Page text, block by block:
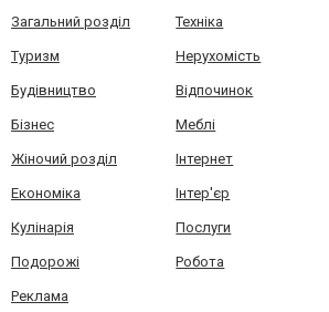
Загальний розділ Техніка
Туризм Нерухомість
Будівництво Відпочинок
Бізнес Меблі
Жіночий розділ Інтернет
Економіка Інтер'єр
Кулінарія Послуги
Подорожі Робота
Реклама